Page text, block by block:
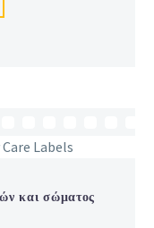
και σώματος